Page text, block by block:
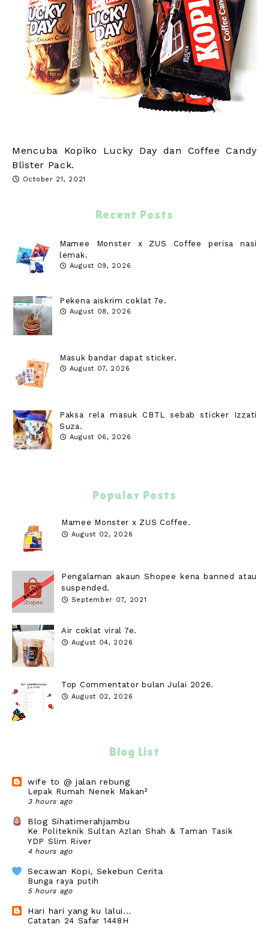
Mencuba Kopiko Lucky Day dan Coffee Candy
Blister Pack.
October 21, 2021
Recent Posts
Mamee Monster x ZUS Coffee perisa nasi
lemak.
August 09, 2026
Pekena aiskrim coklat 7e.
August 08, 2026
Masuk bandar dapat sticker.
August 07, 2026
Paksa rela masuk CBTL sebab sticker Izzati
Suza.
August 06, 2026
Popular Posts
Mamee Monster x ZUS Coffee.
August 02, 2026
Pengalaman akaun Shopee kena banned atau
suspended.
September 07, 2021
Air coklat viral 7e.
August 04, 2026
Top Commentator bulan Julai 2026.
August 02, 2026
Blog List
wife to @ jalan rebung
Lepak Rumah Nenek Makan²
3 hours ago
Blog Sihatimerahjambu
Ke Politeknik Sultan Azlan Shah & Taman Tasik
YDP Slim River
4 hours ago
Secawan Kopi, Sekebun Cerita
Bunga raya putih
5 hours ago
Hari hari yang ku lalui...
Catatan 24 Safar 1448H